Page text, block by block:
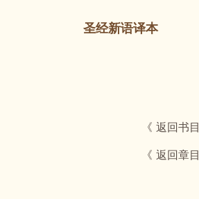
圣经新语译本
《 返回书目
《 返回章目